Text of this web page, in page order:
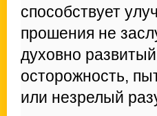
способствует
прошения не
духовно
осторожность,
или незрелый